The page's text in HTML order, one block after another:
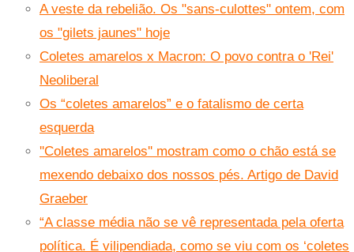
A veste da rebelião. Os "sans-culottes" ontem, com
os "gilets jaunes" hoje
Coletes amarelos x Macron: O povo contra o 'Rei'
Neoliberal
Os “coletes amarelos” e o fatalismo de certa
esquerda
''Coletes amarelos'' mostram como o chão está se
mexendo debaixo dos nossos pés. Artigo de David
Graeber
“A classe média não se vê representada pela oferta
política. É vilipendiada, como se viu com os ‘coletes